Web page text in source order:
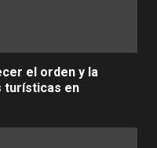
el orden y la
turísticas en